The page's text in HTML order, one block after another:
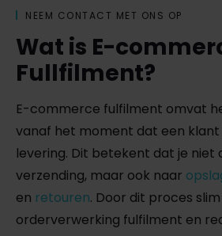
NEEM CONTACT MET ONS OP
Wat is E-
Fullfilment?
E-commerce fulfilment omvat
vanaf het moment dat een
levering. Dit betekent dat je niet
verzending, maar ook naar
en retouren. Door dit proces
orderverwerking fulfilment en